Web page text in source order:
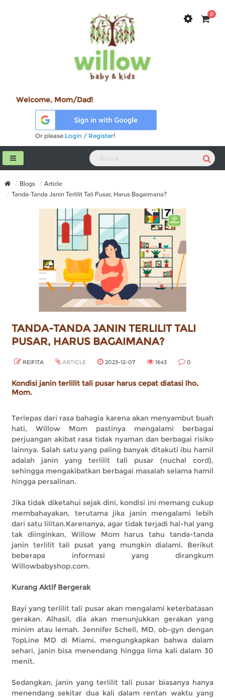
0
Welcome, Mom/Dad!
Or please Login / Register!
Blogs
Article
Tanda-Tanda Janin Terlilit Tali Pusar, Harus Bagaimana?
TANDA-TANDA JANIN TERLILIT TALI
PUSAR, HARUS BAGAIMANA?
REIFITA ARTICLE 2023-12-07 1643 0
Kondisi janin terlilit tali pusar harus cepat diatasi lho,
Mom.
Terlepas dari rasa bahagia karena akan menyambut buah
hati, Willow Mom pastinya mengalami berbagai
perjuangan akibat rasa tidak nyaman dan berbagai risiko
lainnya. Salah satu yang paling banyak ditakuti ibu hamil
adalah janin yang terlilit tali pusar (nuchal cord),
sehingga mengakibatkan berbagai masalah selama hamil
hingga persalinan.
Jika tidak diketahui sejak dini, kondisi ini memang cukup
membahayakan, terutama jika janin mengalami lebih
dari satu lilitan.Karenanya, agar tidak terjadi hal-hal yang
tak diinginkan, Willow Mom harus tahu tanda-tanda
janin terlilit tali pusat yang mungkin dialami. Berikut
beberapa informasi yang dirangkum
Willowbabyshop.com.
Kurang Aktif Bergerak
Bayi yang terlilit tali pusar akan mengalami keterbatasan
gerakan. Alhasil, dia akan menunjukkan gerakan yang
minim atau lemah. Jennifer Schell, MD, ob-gyn dengan
TopLine MD di Miami, mengungkapkan bahwa dalam
sehari, janin bisa menendang hingga lima kali dalam 30
menit.
Sedangkan, janin yang terlilit tali pusar biasanya hanya
menendang sekitar dua kali dalam rentan waktu yang